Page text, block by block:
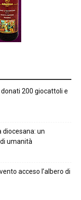
200 giocattoli e
diocesana: un
umanità
acceso l’albero di